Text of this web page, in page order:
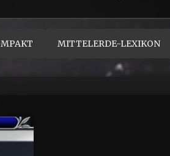
MITTELERDE-LEXIKON